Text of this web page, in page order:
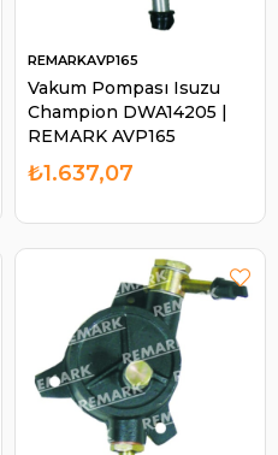
Vakum Pompası Isuzu
Champion DWA14205 |
REMARK AVP165
REMARKAVP165
₺1.637,07